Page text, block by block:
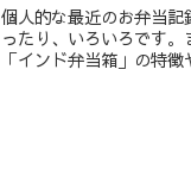
個人的な最近のお弁当
ったり、いろいろです
「インド弁当箱」の特